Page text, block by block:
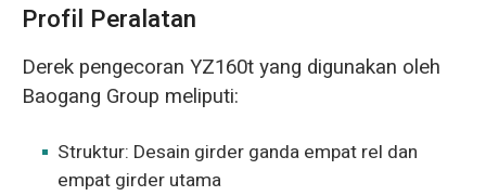
Profil Peralatan
Derek pengecoran YZ160t yang digunakan oleh
Baogang Group meliputi:
Struktur: Desain girder ganda empat rel dan
empat girder utama